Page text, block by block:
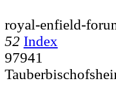
royal-enfield-
52 Index
97941